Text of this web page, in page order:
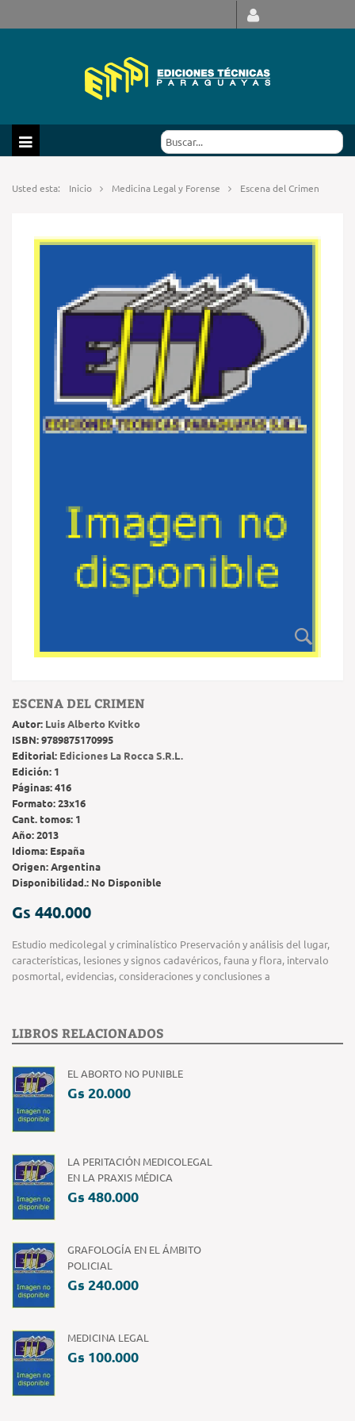
Usted esta: Inicio Medicina Legal y Forense Escena del Crimen
ESCENA DEL CRIMEN
Autor: Luis Alberto Kvitko
ISBN:9789875170995
Editorial: Ediciones La Rocca S.R.L.
Edición: 1
Páginas:416
Formato:23x16
Cant. tomos: 1
Año:2013
Idioma: España
Origen:Argentina
Disponibilidad.: No Disponible
Gs 440.000
Estudio medicolegal y criminalístico Preservación y análisis del lugar,
características, lesiones y signos cadavéricos, fauna y flora, intervalo
posmortal, evidencias, consideraciones y conclusiones a
LIBROS RELACIONADOS
EL ABORTO NO PUNIBLE
Gs 20.000
LA PERITACIÓN MEDICOLEGAL
EN LA PRAXIS MÉDICA
Gs 480.000
GRAFOLOGÍA EN EL ÁMBITO
POLICIAL
Gs 240.000
MEDICINA LEGAL
Gs 100.000